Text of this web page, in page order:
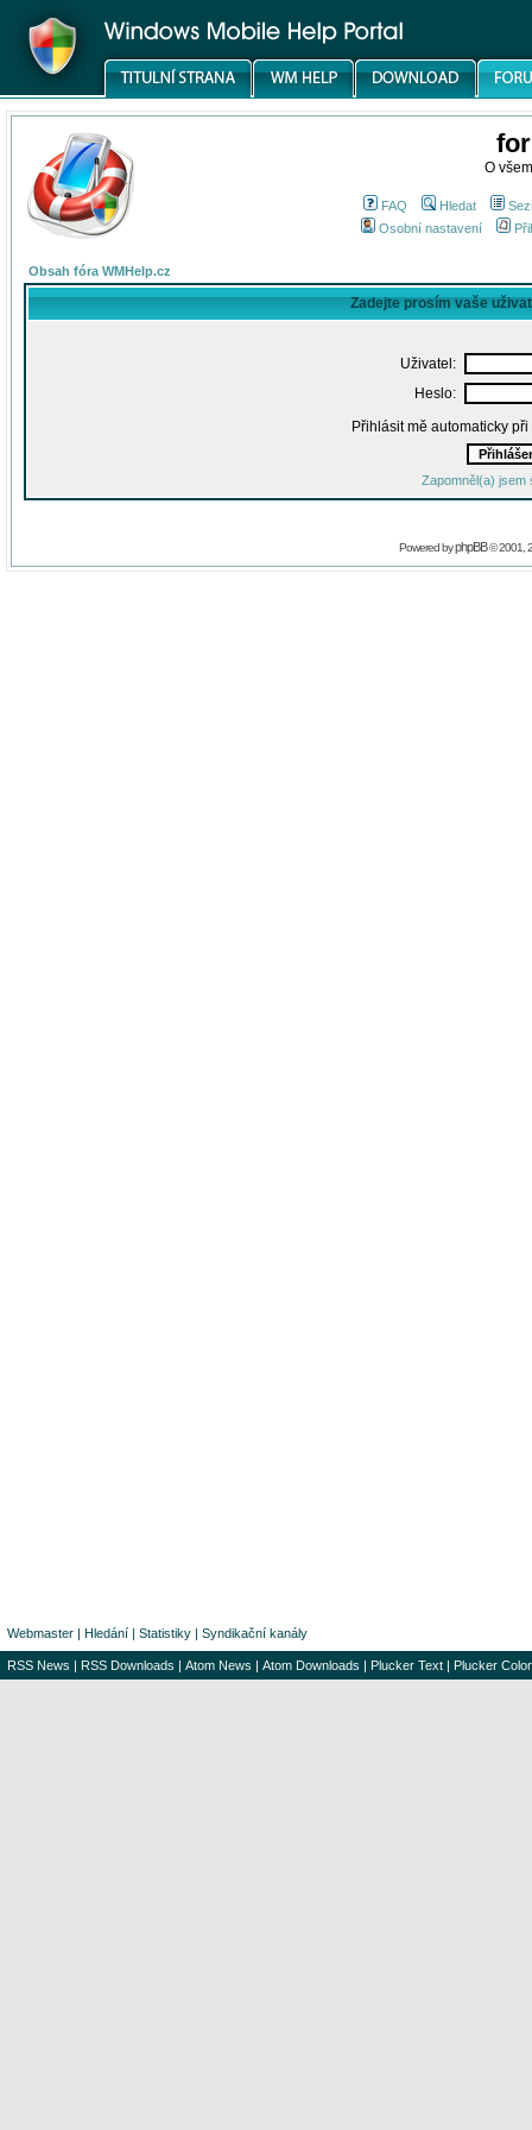
O
FAQ Hledat
Osobní nastavení
Obsah fóra WMHelp.cz
Zadejte prosím vaše
Uživatel:
Heslo:
Přihlásit mě automaticky
Zapomněl(a) jsem
Powered byphpBB© 2001,
Webmaster | Hledání | Statistiky | Syndikační kanály
RSS News | RSS Downloads | Atom News | Atom Downloads | Plucker Text | Plucker Color